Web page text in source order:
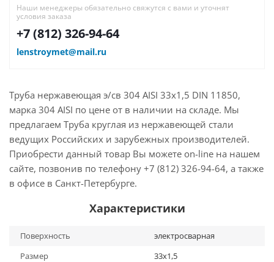
Наши менеджеры обязательно свяжутся с вами и уточнят
условия заказа
+7 (812) 326-94-64
lenstroymet@mail.ru
Труба нержавеющая э/св 304 AISI 33х1,5 DIN 11850,
марка 304 AISI по цене от в наличии на складе. Мы
предлагаем Труба круглая из нержавеющей стали
ведущих Российских и зарубежных производителей.
Приобрести данный товар Вы можете on-line на нашем
сайте, позвонив по телефону +7 (812) 326-94-64, а также
в офисе в Санкт-Петербурге.
Характеристики
Поверхность
электросварная
Размер
33х1,5